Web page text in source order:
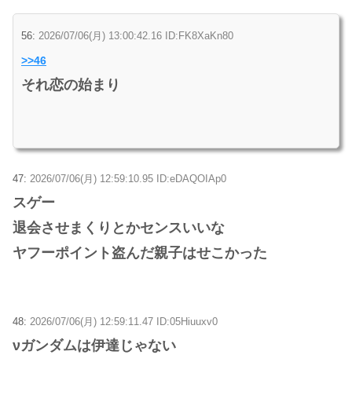
56: 2026/07/06(月) 13:00:42.16 ID:FK8XaKn80
>>46
それ恋の始まり
47: 2026/07/06(月) 12:59:10.95 ID:eDAQOIAp0
スゲー
退会させまくりとかセンスいいな
ヤフーポイント盗んだ親子はせこかった
48: 2026/07/06(月) 12:59:11.47 ID:05Hiuuxv0
νガンダムは伊達じゃない